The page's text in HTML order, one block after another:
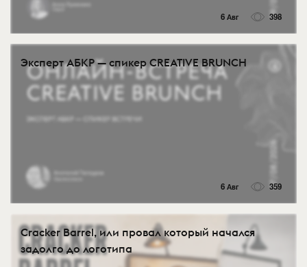
6 Авг 398
Эксперт АБКР — спикер CREATIVE BRUNCH
6 Авг 359
Cracker Barrel, или провал который начался
задолго до логотипа